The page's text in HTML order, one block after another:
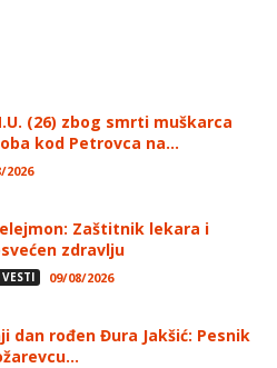
(26) zbog smrti muškarca
kod Petrovca na...
2026
Zaštitnik lekara i
zdravlju
09/08/2026
dan rođen Đura Jakšić: Pesnik